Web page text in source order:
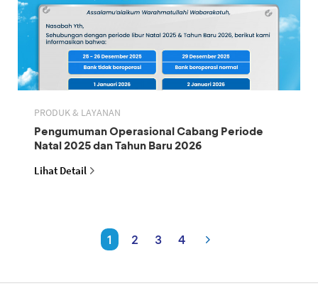
PRODUK & LAYANAN
Pengumuman Operasional Cabang Periode
Natal 2025 dan Tahun Baru 2026
Lihat Detail
1 2 3 4